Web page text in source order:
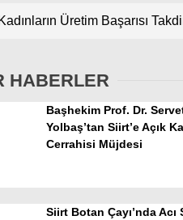
Üretim Başarısı
HABERLER
Başhekim Prof. Dr.
Yolbaş’tan Siirt’e Açık
Cerrahisi Müjdesi
Siirt Botan Çayı’nda Acı